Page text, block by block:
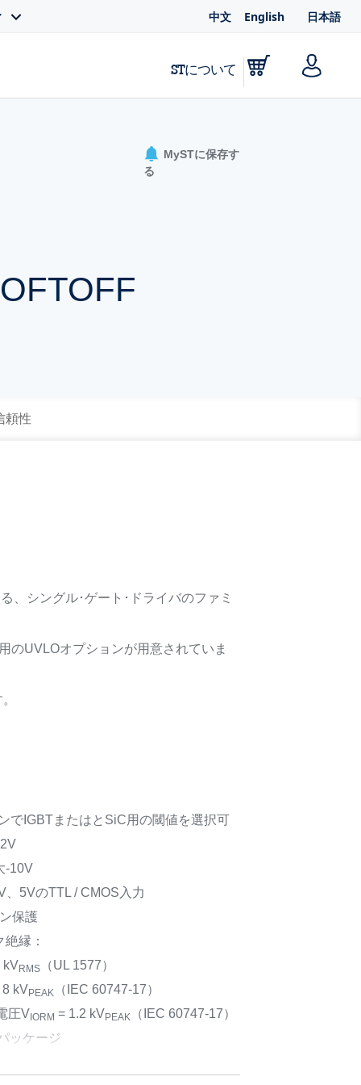
中文 English 日本語
STについて
MySTに保存す
る
頼性
、シングル･ゲート･ドライバのファミ
のUVLOオプションが用意されていま
でIGBTまたはとSiC用の閾値を選択可
-10V
、5VのTTL / CMOS入力
保護
縁：
kVRMS
（UL 1577）
8 kVPEAK
（IEC 60747-17）
圧V IORM = 1.2 kVPEAK
（IEC 60747-17）
ッケージ